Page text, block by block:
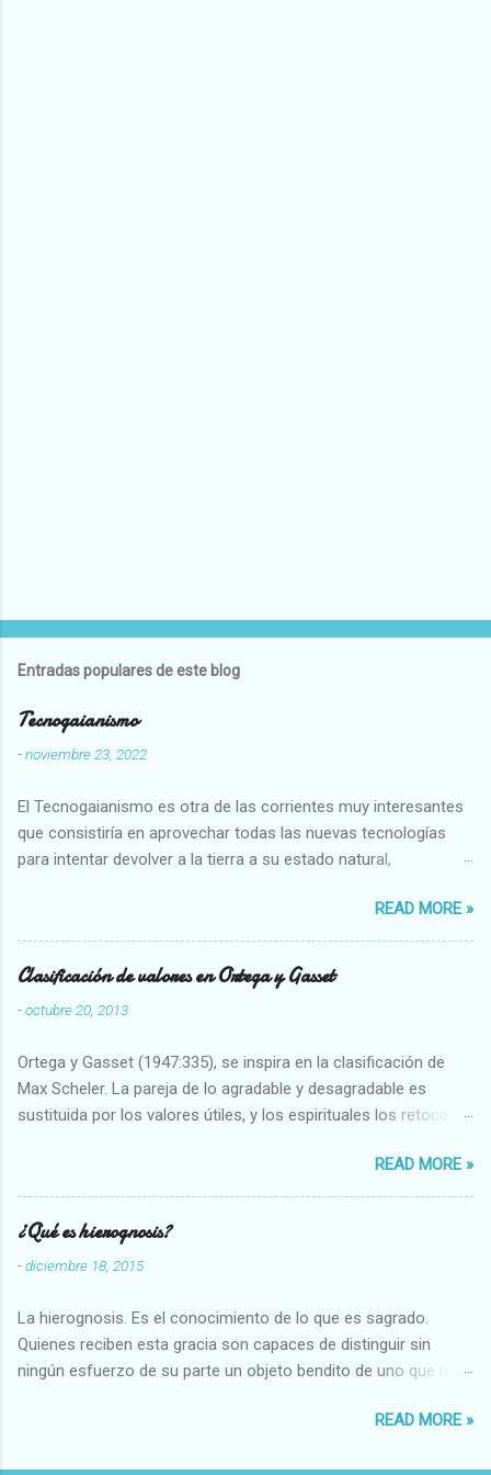
Entradas populares de este blog
Tecnogaianismo
-noviembre 23, 2022
El Tecnogaianismo es otra de las corrientes muy interesantes
que consistiría en aprovechar todas las nuevas tecnologías
para intentar devolver a la tierra a su estado natural,
READ MORE »
Clasificación de valores en Ortega y Gasset
-octubre 20, 2013
Ortega y Gasset (1947:335), se inspira en la clasificación de
Max Scheler. La pareja de lo agradable y desagradable es
sustituida por los valores útiles, y los espirituales los retoca.
Abundante-Escaso,etc 2 VITALES Sano-Enfermo Selecto-
Vulgar Enérgico-Inerte Fuerte-Débil,etc. 3 ESPIRITUALES a)
Intelectuales Conocimiento-Error Exacto-Aproximado
Evidente-Probable,etc b) Morales Bueno-malo Bondadoso-
malvado Justo-Injusto Escrupuloso-Relajado Leal-Desleal,etc.
Armonioso-Inarmonioso 4 RELIGIOSOS Santo-Pr...
READ MORE »
¿Qué es hierognosis?
-diciembre 18, 2015
La hierognosis. Es el conocimiento de lo que es sagrado.
Quienes reciben esta gracia son capaces de distinguir sin
ningún esfuerzo de su parte un objeto bendito de uno que no
READ MORE »